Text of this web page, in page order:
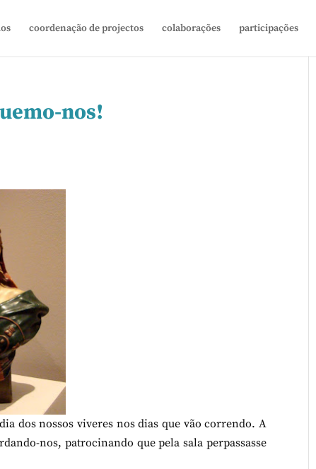
coordenação de projectos colaborações participações
nos!
dos nossos viveres nos dias que vão correndo. A
nos, patrocinando que pela sala perpassasse